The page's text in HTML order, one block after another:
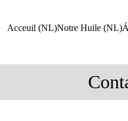
Acceuil (NL)Notre Huile (NL)